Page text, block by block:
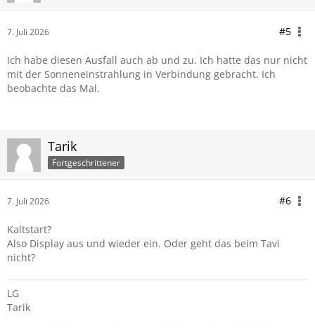
7. Juli 2026 #5
Ich habe diesen Ausfall auch ab und zu. Ich hatte das nur nicht
mit der Sonneneinstrahlung in Verbindung gebracht. Ich
beobachte das Mal.
Tarik
Fortgeschrittener
7. Juli 2026 #6
Kaltstart?
Also Display aus und wieder ein. Oder geht das beim Tavi
nicht?
LG
Tarik